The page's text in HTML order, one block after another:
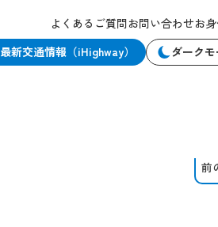
よくあるご質問お問い合わせお
最新交通情報（iHighway） ダーク
前